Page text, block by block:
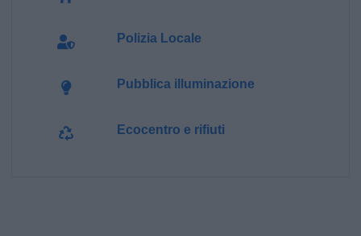
Polizia Locale
Pubblica illuminazione
Ecocentro e rifiuti